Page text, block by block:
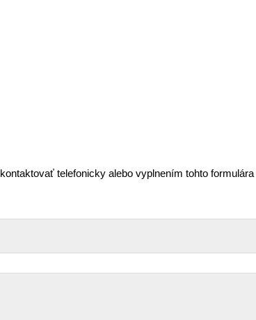
telefonicky alebo vyplnením tohto